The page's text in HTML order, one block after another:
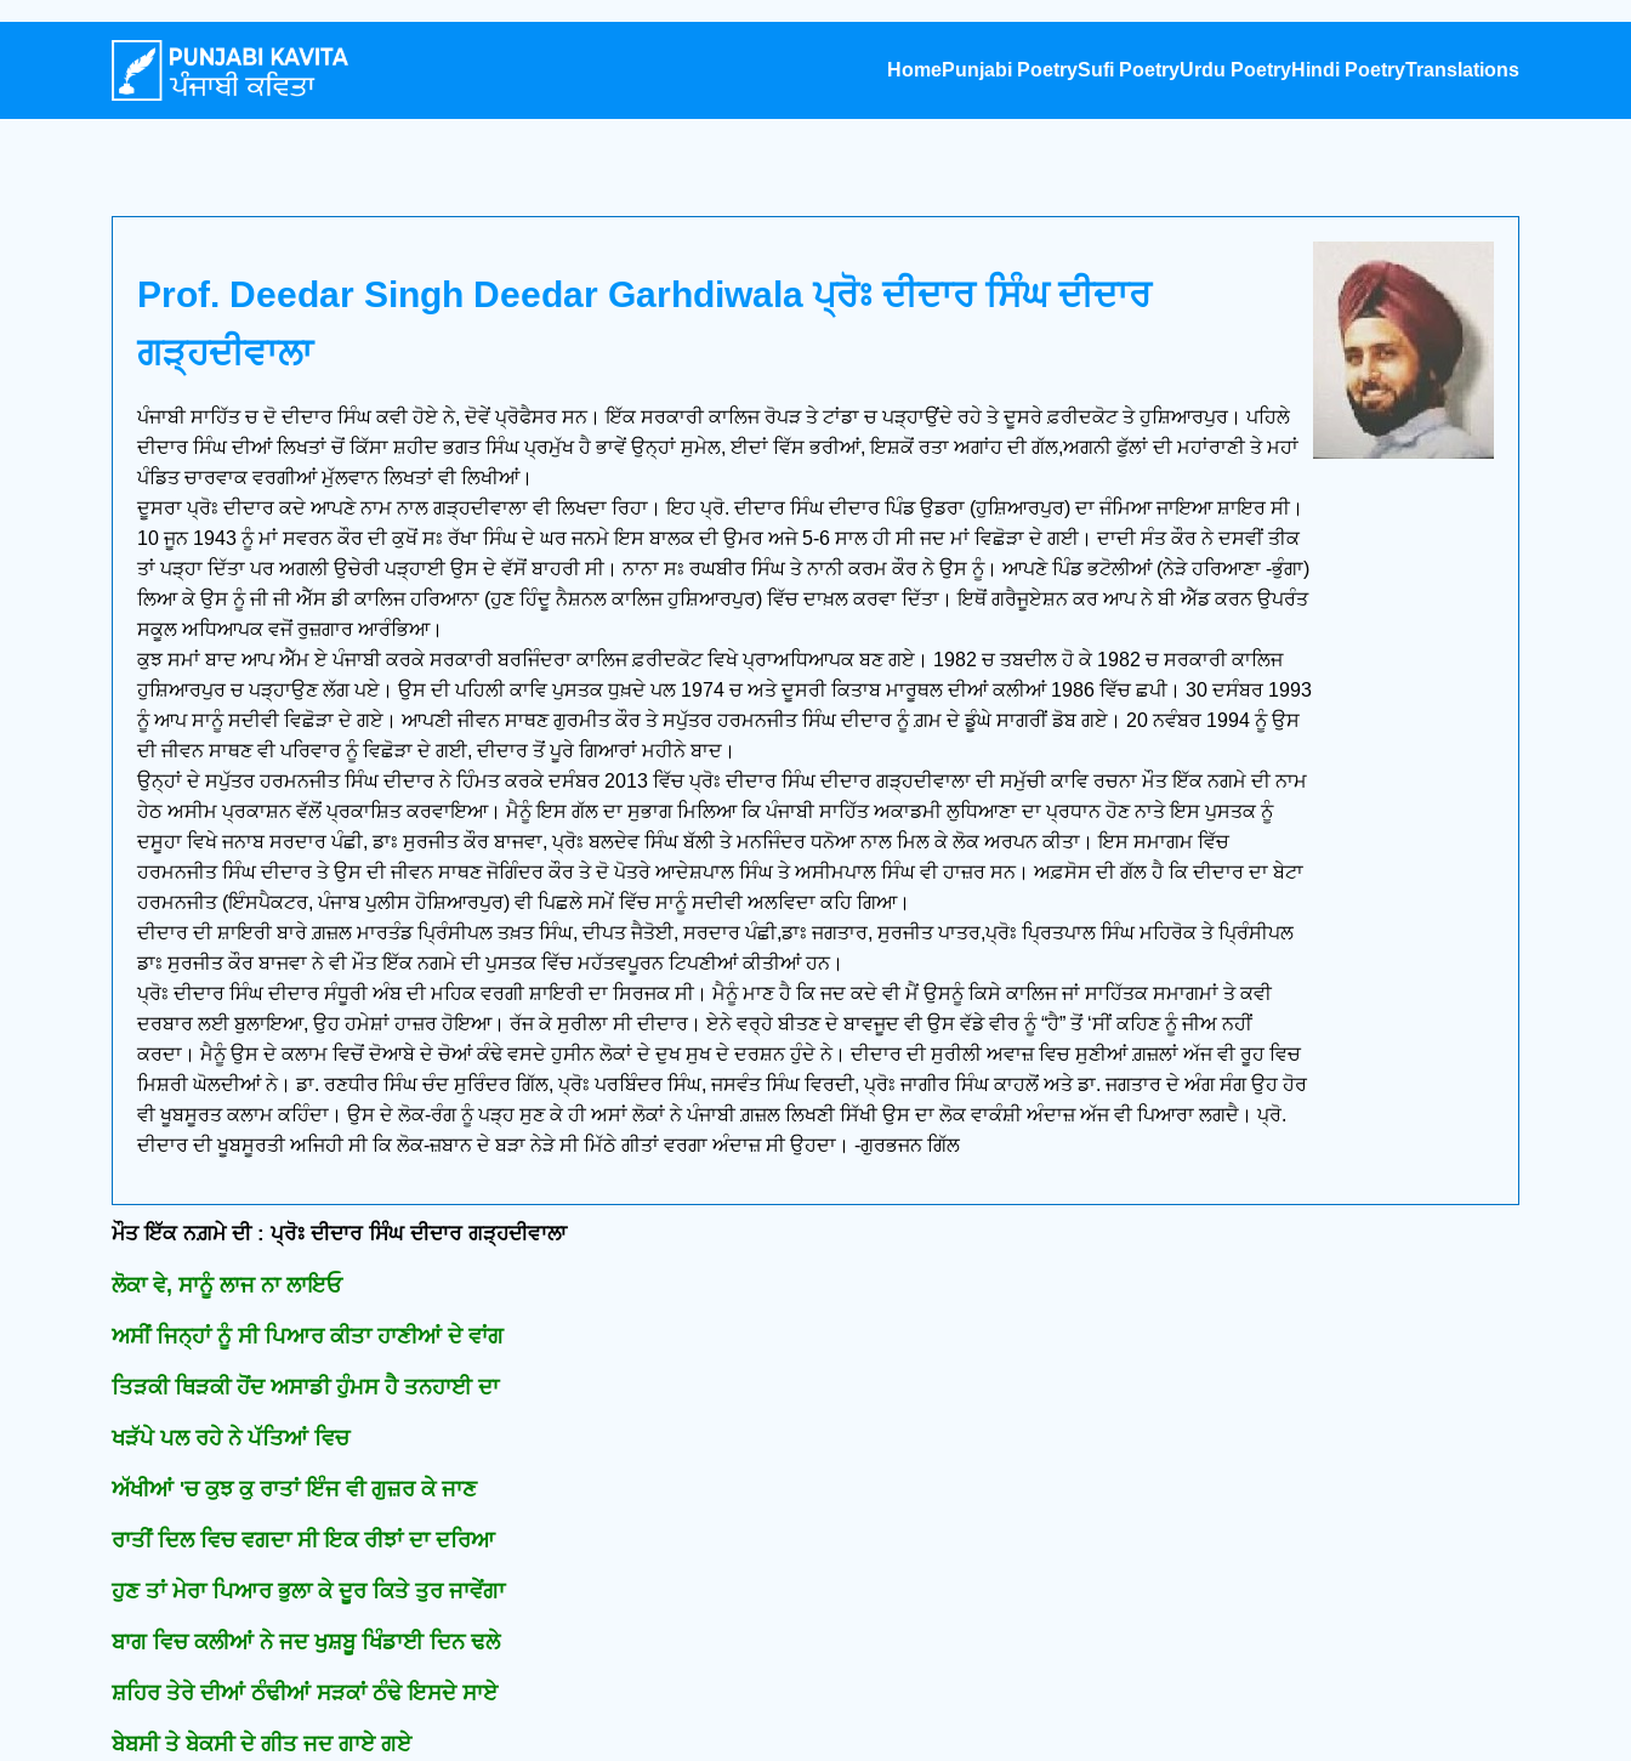
HomePunjabi PoetrySufi PoetryUrdu PoetryHindi PoetryTranslations
Prof. Deedar Singh Deedar Garhdiwala ਪ੍ਰੋਃ ਦੀਦਾਰ ਸਿੰਘ ਦੀਦਾਰ
ਗੜ੍ਹਦੀਵਾਲਾ
ਪੰਜਾਬੀ ਸਾਹਿੱਤ ਚ ਦੋ ਦੀਦਾਰ ਸਿੰਘ ਕਵੀ ਹੋਏ ਨੇ, ਦੋਵੇਂ ਪ੍ਰੋਫੈਸਰ ਸਨ। ਇੱਕ ਸਰਕਾਰੀ ਕਾਲਿਜ ਰੋਪੜ ਤੇ ਟਾਂਡਾ ਚ ਪੜ੍ਹਾਉਂਦੇ ਰਹੇ ਤੇ ਦੂਸਰੇ ਫ਼ਰੀਦਕੋਟ ਤੇ ਹੁਸ਼ਿਆਰਪੁਰ। ਪਹਿਲੇ
ਦੀਦਾਰ ਸਿੰਘ ਦੀਆਂ ਲਿਖਤਾਂ ਚੋਂ ਕਿੱਸਾ ਸ਼ਹੀਦ ਭਗਤ ਸਿੰਘ ਪ੍ਰਮੁੱਖ ਹੈ ਭਾਵੇਂ ਉਨ੍ਹਾਂ ਸੁਮੇਲ, ਈਦਾਂ ਵਿੱਸ ਭਰੀਆਂ, ਇਸ਼ਕੋਂ ਰਤਾ ਅਗਾਂਹ ਦੀ ਗੱਲ,ਅਗਨੀ ਫੁੱਲਾਂ ਦੀ ਮਹਾਂਰਾਣੀ ਤੇ ਮਹਾਂ
ਪੰਡਿਤ ਚਾਰਵਾਕ ਵਰਗੀਆਂ ਮੁੱਲਵਾਨ ਲਿਖਤਾਂ ਵੀ ਲਿਖੀਆਂ।
ਦੂਸਰਾ ਪ੍ਰੋਃ ਦੀਦਾਰ ਕਦੇ ਆਪਣੇ ਨਾਮ ਨਾਲ ਗੜ੍ਹਦੀਵਾਲਾ ਵੀ ਲਿਖਦਾ ਰਿਹਾ। ਇਹ ਪ੍ਰੋ. ਦੀਦਾਰ ਸਿੰਘ ਦੀਦਾਰ ਪਿੰਡ ਉਡਰਾ (ਹੁਸ਼ਿਆਰਪੁਰ) ਦਾ ਜੰਮਿਆ ਜਾਇਆ ਸ਼ਾਇਰ ਸੀ।
10 ਜੂਨ 1943 ਨੂੰ ਮਾਂ ਸਵਰਨ ਕੌਰ ਦੀ ਕੁਖੋਂ ਸਃ ਰੱਖਾ ਸਿੰਘ ਦੇ ਘਰ ਜਨਮੇ ਇਸ ਬਾਲਕ ਦੀ ਉਮਰ ਅਜੇ 5-6 ਸਾਲ ਹੀ ਸੀ ਜਦ ਮਾਂ ਵਿਛੋੜਾ ਦੇ ਗਈ। ਦਾਦੀ ਸੰਤ ਕੌਰ ਨੇ ਦਸਵੀਂ ਤੀਕ
ਤਾਂ ਪੜ੍ਹਾ ਦਿੱਤਾ ਪਰ ਅਗਲੀ ਉਚੇਰੀ ਪੜ੍ਹਾਈ ਉਸ ਦੇ ਵੱਸੋਂ ਬਾਹਰੀ ਸੀ। ਨਾਨਾ ਸਃ ਰਘਬੀਰ ਸਿੰਘ ਤੇ ਨਾਨੀ ਕਰਮ ਕੌਰ ਨੇ ਉਸ ਨੂੰ। ਆਪਣੇ ਪਿੰਡ ਭਟੋਲੀਆਂ (ਨੇੜੇ ਹਰਿਆਣਾ -ਭੁੰਗਾ)
ਲਿਆ ਕੇ ਉਸ ਨੂੰ ਜੀ ਜੀ ਐੱਸ ਡੀ ਕਾਲਿਜ ਹਰਿਆਨਾ (ਹੁਣ ਹਿੰਦੂ ਨੈਸ਼ਨਲ ਕਾਲਿਜ ਹੁਸ਼ਿਆਰਪੁਰ) ਵਿੱਚ ਦਾਖ਼ਲ ਕਰਵਾ ਦਿੱਤਾ। ਇਥੋਂ ਗਰੈਜੂਏਸ਼ਨ ਕਰ ਆਪ ਨੇ ਬੀ ਐੱਡ ਕਰਨ ਉਪਰੰਤ
ਸਕੂਲ ਅਧਿਆਪਕ ਵਜੋਂ ਰੁਜ਼ਗਾਰ ਆਰੰਭਿਆ।
ਕੁਝ ਸਮਾਂ ਬਾਦ ਆਪ ਐੱਮ ਏ ਪੰਜਾਬੀ ਕਰਕੇ ਸਰਕਾਰੀ ਬਰਜਿੰਦਰਾ ਕਾਲਿਜ ਫ਼ਰੀਦਕੋਟ ਵਿਖੇ ਪ੍ਰਾਅਧਿਆਪਕ ਬਣ ਗਏ। 1982 ਚ ਤਬਦੀਲ ਹੋ ਕੇ 1982 ਚ ਸਰਕਾਰੀ ਕਾਲਿਜ
ਹੁਸ਼ਿਆਰਪੁਰ ਚ ਪੜ੍ਹਾਉਣ ਲੱਗ ਪਏ। ਉਸ ਦੀ ਪਹਿਲੀ ਕਾਵਿ ਪੁਸਤਕ ਧੁਖ਼ਦੇ ਪਲ 1974 ਚ ਅਤੇ ਦੂਸਰੀ ਕਿਤਾਬ ਮਾਰੂਥਲ ਦੀਆਂ ਕਲੀਆਂ 1986 ਵਿੱਚ ਛਪੀ। 30 ਦਸੰਬਰ 1993
ਨੂੰ ਆਪ ਸਾਨੂੰ ਸਦੀਵੀ ਵਿਛੋੜਾ ਦੇ ਗਏ। ਆਪਣੀ ਜੀਵਨ ਸਾਥਣ ਗੁਰਮੀਤ ਕੌਰ ਤੇ ਸਪੁੱਤਰ ਹਰਮਨਜੀਤ ਸਿੰਘ ਦੀਦਾਰ ਨੂੰ ਗ਼ਮ ਦੇ ਡੂੰਘੇ ਸਾਗਰੀਂ ਡੋਬ ਗਏ। 20 ਨਵੰਬਰ 1994 ਨੂੰ ਉਸ
ਦੀ ਜੀਵਨ ਸਾਥਣ ਵੀ ਪਰਿਵਾਰ ਨੂੰ ਵਿਛੋੜਾ ਦੇ ਗਈ, ਦੀਦਾਰ ਤੋਂ ਪੂਰੇ ਗਿਆਰਾਂ ਮਹੀਨੇ ਬਾਦ।
ਉਨ੍ਹਾਂ ਦੇ ਸਪੁੱਤਰ ਹਰਮਨਜੀਤ ਸਿੰਘ ਦੀਦਾਰ ਨੇ ਹਿੰਮਤ ਕਰਕੇ ਦਸੰਬਰ 2013 ਵਿੱਚ ਪ੍ਰੋਃ ਦੀਦਾਰ ਸਿੰਘ ਦੀਦਾਰ ਗੜ੍ਹਦੀਵਾਲਾ ਦੀ ਸਮੁੱਚੀ ਕਾਵਿ ਰਚਨਾ ਮੌਤ ਇੱਕ ਨਗਮੇ ਦੀ ਨਾਮ
ਹੇਠ ਅਸੀਮ ਪ੍ਰਕਾਸ਼ਨ ਵੱਲੋਂ ਪ੍ਰਕਾਸ਼ਿਤ ਕਰਵਾਇਆ। ਮੈਨੂੰ ਇਸ ਗੱਲ ਦਾ ਸੁਭਾਗ ਮਿਲਿਆ ਕਿ ਪੰਜਾਬੀ ਸਾਹਿੱਤ ਅਕਾਡਮੀ ਲੁਧਿਆਣਾ ਦਾ ਪ੍ਰਧਾਨ ਹੋਣ ਨਾਤੇ ਇਸ ਪੁਸਤਕ ਨੂੰ
ਦਸੂਹਾ ਵਿਖੇ ਜਨਾਬ ਸਰਦਾਰ ਪੰਛੀ, ਡਾਃ ਸੁਰਜੀਤ ਕੌਰ ਬਾਜਵਾ, ਪ੍ਰੋਃ ਬਲਦੇਵ ਸਿੰਘ ਬੱਲੀ ਤੇ ਮਨਜਿੰਦਰ ਧਨੋਆ ਨਾਲ ਮਿਲ ਕੇ ਲੋਕ ਅਰਪਨ ਕੀਤਾ। ਇਸ ਸਮਾਗਮ ਵਿੱਚ
ਹਰਮਨਜੀਤ ਸਿੰਘ ਦੀਦਾਰ ਤੇ ਉਸ ਦੀ ਜੀਵਨ ਸਾਥਣ ਜੋਗਿੰਦਰ ਕੌਰ ਤੇ ਦੋ ਪੋਤਰੇ ਆਦੇਸ਼ਪਾਲ ਸਿੰਘ ਤੇ ਅਸੀਮਪਾਲ ਸਿੰਘ ਵੀ ਹਾਜ਼ਰ ਸਨ। ਅਫ਼ਸੋਸ ਦੀ ਗੱਲ ਹੈ ਕਿ ਦੀਦਾਰ ਦਾ ਬੇਟਾ
ਹਰਮਨਜੀਤ (ਇੰਸਪੈਕਟਰ, ਪੰਜਾਬ ਪੁਲੀਸ ਹੋਸ਼ਿਆਰਪੁਰ) ਵੀ ਪਿਛਲੇ ਸਮੇਂ ਵਿੱਚ ਸਾਨੂੰ ਸਦੀਵੀ ਅਲਵਿਦਾ ਕਹਿ ਗਿਆ।
ਦੀਦਾਰ ਦੀ ਸ਼ਾਇਰੀ ਬਾਰੇ ਗ਼ਜ਼ਲ ਮਾਰਤੰਡ ਪ੍ਰਿੰਸੀਪਲ ਤਖ਼ਤ ਸਿੰਘ, ਦੀਪਤ ਜੈਤੋਈ, ਸਰਦਾਰ ਪੰਛੀ,ਡਾਃ ਜਗਤਾਰ, ਸੁਰਜੀਤ ਪਾਤਰ,ਪ੍ਰੋਃ ਪ੍ਰਿਤਪਾਲ ਸਿੰਘ ਮਹਿਰੋਕ ਤੇ ਪ੍ਰਿੰਸੀਪਲ
ਡਾਃ ਸੁਰਜੀਤ ਕੌਰ ਬਾਜਵਾ ਨੇ ਵੀ ਮੌਤ ਇੱਕ ਨਗਮੇ ਦੀ ਪੁਸਤਕ ਵਿੱਚ ਮਹੱਤਵਪੂਰਨ ਟਿਪਣੀਆਂ ਕੀਤੀਆਂ ਹਨ।
ਪ੍ਰੋਃ ਦੀਦਾਰ ਸਿੰਘ ਦੀਦਾਰ ਸੰਧੂਰੀ ਅੰਬ ਦੀ ਮਹਿਕ ਵਰਗੀ ਸ਼ਾਇਰੀ ਦਾ ਸਿਰਜਕ ਸੀ। ਮੈਨੂੰ ਮਾਣ ਹੈ ਕਿ ਜਦ ਕਦੇ ਵੀ ਮੈਂ ਉਸਨੂੰ ਕਿਸੇ ਕਾਲਿਜ ਜਾਂ ਸਾਹਿੱਤਕ ਸਮਾਗਮਾਂ ਤੇ ਕਵੀ
ਦਰਬਾਰ ਲਈ ਬੁਲਾਇਆ, ਉਹ ਹਮੇਸ਼ਾਂ ਹਾਜ਼ਰ ਹੋਇਆ। ਰੱਜ ਕੇ ਸੁਰੀਲਾ ਸੀ ਦੀਦਾਰ। ਏਨੇ ਵਰ੍ਹੇ ਬੀਤਣ ਦੇ ਬਾਵਜੂਦ ਵੀ ਉਸ ਵੱਡੇ ਵੀਰ ਨੂੰ “ਹੈ” ਤੋਂ ‘ਸੀਂ ਕਹਿਣ ਨੂੰ ਜੀਅ ਨਹੀਂ
ਕਰਦਾ। ਮੈਨੂੰ ਉਸ ਦੇ ਕਲਾਮ ਵਿਚੋਂ ਦੋਆਬੇ ਦੇ ਚੋਆਂ ਕੰਢੇ ਵਸਦੇ ਹੁਸੀਨ ਲੋਕਾਂ ਦੇ ਦੁਖ ਸੁਖ ਦੇ ਦਰਸ਼ਨ ਹੁੰਦੇ ਨੇ। ਦੀਦਾਰ ਦੀ ਸੁਰੀਲੀ ਅਵਾਜ਼ ਵਿਚ ਸੁਣੀਆਂ ਗ਼ਜ਼ਲਾਂ ਅੱਜ ਵੀ ਰੂਹ ਵਿਚ
ਮਿਸ਼ਰੀ ਘੋਲਦੀਆਂ ਨੇ। ਡਾ. ਰਣਧੀਰ ਸਿੰਘ ਚੰਦ ਸੁਰਿੰਦਰ ਗਿੱਲ, ਪ੍ਰੋਃ ਪਰਬਿੰਦਰ ਸਿੰਘ, ਜਸਵੰਤ ਸਿੰਘ ਵਿਰਦੀ, ਪ੍ਰੋਃ ਜਾਗੀਰ ਸਿੰਘ ਕਾਹਲੋਂ ਅਤੇ ਡਾ. ਜਗਤਾਰ ਦੇ ਅੰਗ ਸੰਗ ਉਹ ਹੋਰ
ਵੀ ਖੂਬਸੂਰਤ ਕਲਾਮ ਕਹਿੰਦਾ। ਉਸ ਦੇ ਲੋਕ-ਰੰਗ ਨੂੰ ਪੜ੍ਹ ਸੁਣ ਕੇ ਹੀ ਅਸਾਂ ਲੋਕਾਂ ਨੇ ਪੰਜਾਬੀ ਗ਼ਜ਼ਲ ਲਿਖਣੀ ਸਿੱਖੀ ਉਸ ਦਾ ਲੋਕ ਵਾਕੰਸ਼ੀ ਅੰਦਾਜ਼ ਅੱਜ ਵੀ ਪਿਆਰਾ ਲਗਦੈ। ਪ੍ਰੋ.
ਦੀਦਾਰ ਦੀ ਖੂਬਸੂਰਤੀ ਅਜਿਹੀ ਸੀ ਕਿ ਲੋਕ-ਜ਼ਬਾਨ ਦੇ ਬੜਾ ਨੇੜੇ ਸੀ ਮਿੱਠੇ ਗੀਤਾਂ ਵਰਗਾ ਅੰਦਾਜ਼ ਸੀ ਉਹਦਾ। -ਗੁਰਭਜਨ ਗਿੱਲ
ਮੌਤ ਇੱਕ ਨਗ਼ਮੇ ਦੀ : ਪ੍ਰੋਃ ਦੀਦਾਰ ਸਿੰਘ ਦੀਦਾਰ ਗੜ੍ਹਦੀਵਾਲਾ
ਲੋਕਾ ਵੇ, ਸਾਨੂੰ ਲਾਜ ਨਾ ਲਾਇਓ
ਅਸੀਂ ਜਿਨ੍ਹਾਂ ਨੂੰ ਸੀ ਪਿਆਰ ਕੀਤਾ ਹਾਣੀਆਂ ਦੇ ਵਾਂਗ
ਤਿੜਕੀ ਥਿੜਕੀ ਹੋਂਦ ਅਸਾਡੀ ਹੁੰਮਸ ਹੈ ਤਨਹਾਈ ਦਾ
ਖੜੱਪੇ ਪਲ ਰਹੇ ਨੇ ਪੱਤਿਆਂ ਵਿਚ
ਅੱਖੀਆਂ 'ਚ ਕੁਝ ਕੁ ਰਾਤਾਂ ਇੰਜ ਵੀ ਗੁਜ਼ਰ ਕੇ ਜਾਣ
ਰਾਤੀਂ ਦਿਲ ਵਿਚ ਵਗਦਾ ਸੀ ਇਕ ਰੀਝਾਂ ਦਾ ਦਰਿਆ
ਹੁਣ ਤਾਂ ਮੇਰਾ ਪਿਆਰ ਭੁਲਾ ਕੇ ਦੂਰ ਕਿਤੇ ਤੁਰ ਜਾਵੇਂਗਾ
ਬਾਗ ਵਿਚ ਕਲੀਆਂ ਨੇ ਜਦ ਖੁਸ਼ਬੂ ਖਿੰਡਾਈ ਦਿਨ ਢਲੇ
ਸ਼ਹਿਰ ਤੇਰੇ ਦੀਆਂ ਠੰਢੀਆਂ ਸੜਕਾਂ ਠੰਢੇ ਇਸਦੇ ਸਾਏ
ਬੇਬਸੀ ਤੇ ਬੇਕਸੀ ਦੇ ਗੀਤ ਜਦ ਗਾਏ ਗਏ